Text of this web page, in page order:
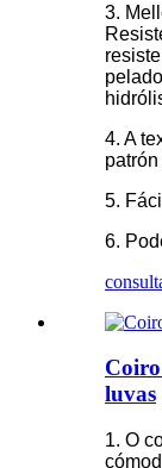
3.
4. A
5.
6.
luvas
1. O